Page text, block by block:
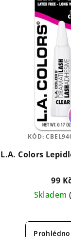
L.A. Colors
99
Skladem
KÓD: